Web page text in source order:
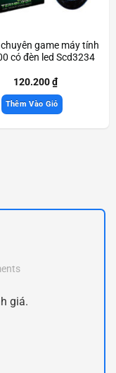
game máy tính
có đèn led Scd3234
120.200₫
Thêm Vào Giỏ
giá.